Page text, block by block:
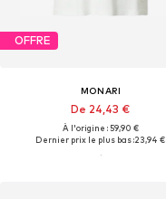
OFFRE
MONARI
De 24,43 €
À l'origine : 59,90 €
Dernier prix le plus bas :23,94 €